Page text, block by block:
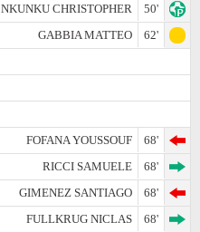
NKUNKU CHRISTOPHER
50'
GABBIA MATTEO
62'
FOFANA YOUSSOUF
68'
RICCI SAMUELE
68'
GIMENEZ SANTIAGO
68'
FULLKRUG NICLAS
68'